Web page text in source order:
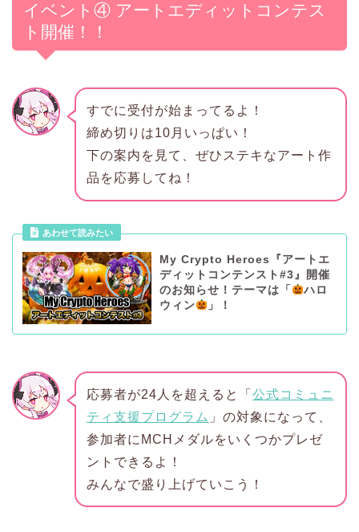
イベント④ アートエディットコンテス
ト開催！！
すでに受付が始まってるよ！
締め切りは10月いっぱい！
下の案内を見て、ぜひステキなアート作
品を応募してね！
あわせて読みたい
My Crypto Heroes『アートエ
ディットコンテンスト#3』開催
のお知らせ！テーマは「
ハロ
ウィン
」！
応募者が24人を超えると「 公式コミュニ
ティ支援プログラム 」の対象になって、
参加者にMCHメダルをいくつかプレゼ
ントできるよ！
みんなで盛り上げていこう！